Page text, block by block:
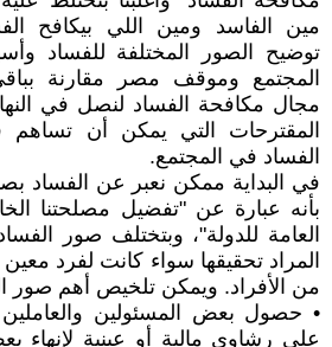
مين الفاسد ومين اللي بيكافح
توضيح الصور المختلفة للفساد
المجتمع وموقف مصر مقارنة
مجال مكافحة الفساد لنصل في
المقترحات التي يمكن أن
الفساد في المجتمع.
في البداية ممكن نعبر عن الفساد
بأنه عبارة عن "تفضيل مصلحتنا
العامة للدولة"، وبتختلف صور
المراد تحقيقها سواء كانت لفرد
من الأفراد. ويمكن تلخيص أهم صور
• حصول بعض المسئولين والعاملين
على رشاوى مالية أو عينية لإنهاء